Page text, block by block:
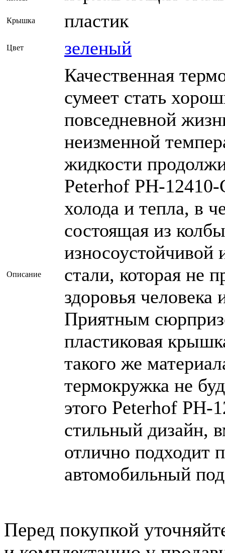
Крышка пластик
Цвет зеленый
Описание
Качественная
сумеет стать
повседневной
неизменной
жидкости
Peterhof PH-
холода и тепла, в
состоящая из
стали, которая не
здоровья человека
Приятным
пластиковая
такого же
термокружка не
этого Peterhof PH-
стильный дизайн,
отлично подходит
автомобильный
Перед покупкой